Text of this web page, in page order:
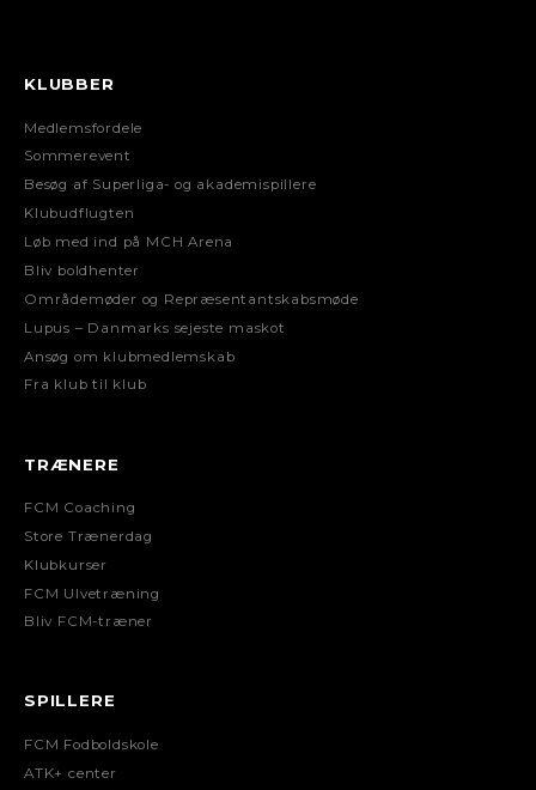
KLUBBER
Medlemsfordele
Sommerevent
Besøg af Superliga- og akademispillere
Klubudflugten
Løb med ind på MCH Arena
Bliv boldhenter
Områdemøder og Repræsentantskabsmøde
Lupus – Danmarks sejeste maskot
Ansøg om klubmedlemskab
Fra klub til klub
TRÆNERE
FCM Coaching
Store Trænerdag
Klubkurser
FCM Ulvetræning
Bliv FCM-træner
SPILLERE
FCM Fodboldskole
ATK+ center